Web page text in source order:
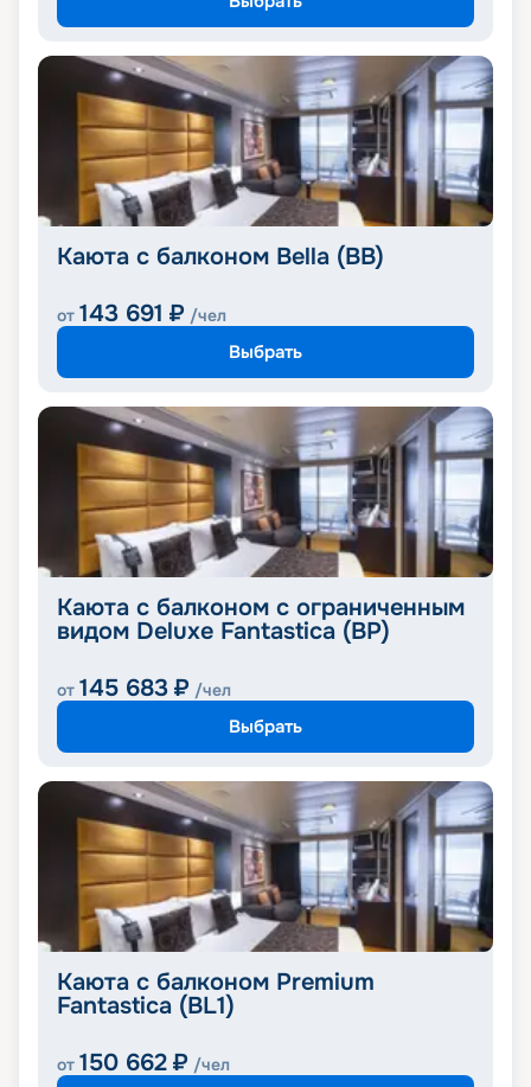
Каюта с балконом Bella (BB)
от 143 691 ₽ /чел
Выбрать
Каюта с балконом с ограниченным
видом Deluxe Fantastica (BP)
от 145 683 ₽ /чел
Выбрать
Каюта с балконом Premium
Fantastica (BL1)
от 150 662 ₽ /чел